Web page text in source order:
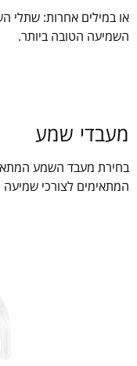
או במילים אחרות: שתלי
השמיעה הטובה ביותר.
מעבדי שמע
בחירת מעבד השמע
המתאימים לצורכי שמיעה